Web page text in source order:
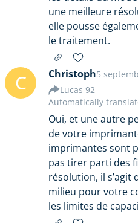
une meilleure
elle pousse
le traitement.
C Christoph5
Lucas 92
Oui, et une autre
de votre
imprimantes sont
pas tirer parti des
résolution, il s’agit
milieu pour votre
les limites de
Automatically